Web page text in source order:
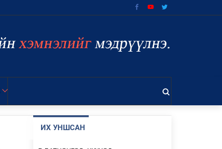
ИХ УНШСАН